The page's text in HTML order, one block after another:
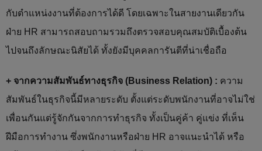
กับตำแหน่งงานที่ต้องการได้ดี โดยเฉพาะในสายงานเดียวกัน
ฝ่าย HR สามารถสอบถามรวมถึงตรวจสอบคุณสมบัติเบื้องต้น
ไปจนถึงลักษณะนิสัยได้ ทั้งยังมีบุคคลการันตีที่น่าเชื่อถือ
+ จากความสัมพันธ์ทางธุรกิจ (Business Relation) : ความ
สัมพันธ์ในธุรกิจนี้มีหลายระดับ ตั้งแต่ระดับพนักงานที่อาจไม่ใช่
เพื่อนกันแต่รู้จักกันจากการทำธุรกิจ ทั้งเป็นคู่ค้า คู่แข่ง ที่เห็น
ฝีมือการทำงาน ซึ่งพนักงานหรือฝ่าย HR อาจแนะนำได้ หรือ